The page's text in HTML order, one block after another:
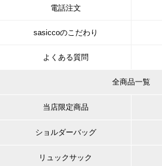
電話注文
sasiccoのこだわり
よくある質問
全商品一覧
当店限定商品
ショルダーバッグ
リュックサック